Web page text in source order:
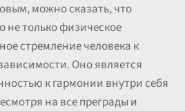
можно сказать, что
не только физическое
стремление человека к
Оно является
к гармонии внутри себя
на все преграды и